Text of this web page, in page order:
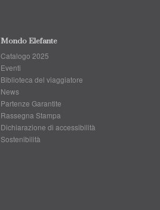
Mondo Elefante
Catalogo 2025
Eventi
Biblioteca del viaggiatore
News
Partenze Garantite
Rassegna Stampa
Dichiarazione di accessibilità
Sostenibilità